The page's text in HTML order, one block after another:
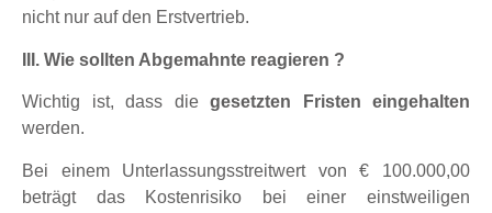
nicht nur auf den Erstvertrieb.
III. Wie sollten Abgemahnte reagieren ?
Wichtig ist, dass die gesetzten Fristen eingehalten
werden.
Bei einem Unterlassungsstreitwert von € 100.000,00
beträgt das Kostenrisiko bei einer einstweiligen